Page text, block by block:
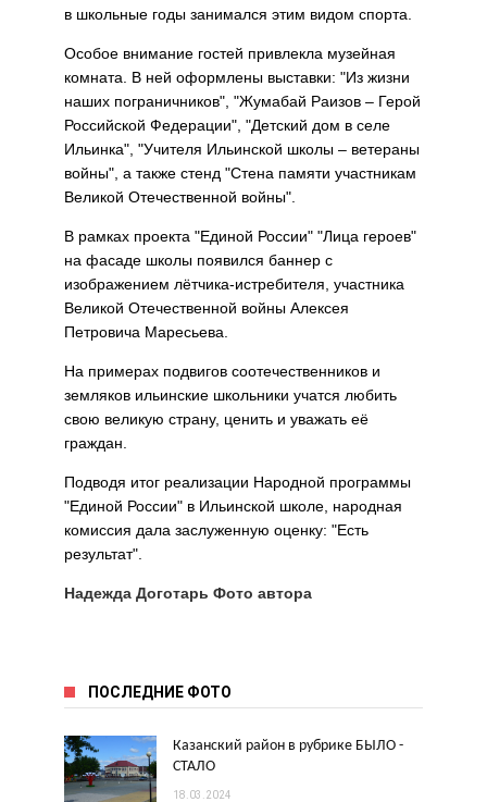
в школьные годы занимался этим видом спорта.
Особое внимание гостей привлекла музейная
комната. В ней оформлены выставки: "Из жизни
наших пограничников", "Жумабай Раизов – Герой
Российской Федерации", "Детский дом в селе
Ильинка", "Учителя Ильинской школы – ветераны
войны", а также стенд "Стена памяти участникам
Великой Отечественной войны".
В рамках проекта "Единой России" "Лица героев"
на фасаде школы появился баннер с
изображением лётчика-истребителя, участника
Великой Отечественной войны Алексея
Петровича Маресьева.
На примерах подвигов соотечественников и
земляков ильинские школьники учатся любить
свою великую страну, ценить и уважать её
граждан.
Подводя итог реализации Народной программы
"Единой России" в Ильинской школе, народная
комиссия дала заслуженную оценку: "Есть
результат".
Надежда Доготарь Фото автора
ПОСЛЕДНИЕ ФОТО
Казанский район в рубрике БЫЛО -
СТАЛО
18.03.2024